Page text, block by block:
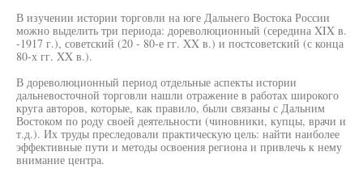
В изучении истории торговли на юге Дальнего Востока России
можно выделить три периода: дореволюционный (середина XIX в.
-1917 г.), советский (20 - 80-е гг. XX в.) и постсоветский (с конца
80-х гг. XX в.).
В дореволюционный период отдельные аспекты истории
дальневосточной торговли нашли отражение в работах широкого
круга авторов, которые, как правило, были связаны с Дальним
Востоком по роду своей деятельности (чиновники, купцы, врачи и
т.д.). Их труды преследовали практическую цель: найти наиболее
эффективные пути и методы освоения региона и привлечь к нему
внимание центра.